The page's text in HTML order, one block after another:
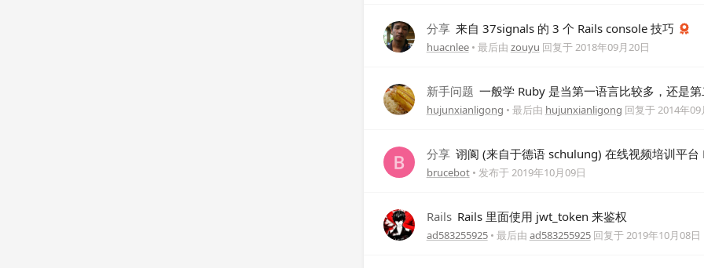
分享 来自 37signals 的 3 个 Rails console 技巧
huacnlee • 最后由 zouyu 回复于2018年09月20日
新手问题 一般学 Ruby 是当第一语言比较多，还是
hujunxianligong • 最后由 hujunxianligong 回复于2014年09
分享 诩阆 (来自于德语 schulung) 在线视频培训平台
brucebot • 发布于2019年10月09日
Rails Rails 里面使用 jwt_token 来鉴权
ad583255925 • 最后由 ad583255925回复于2019年10月08日